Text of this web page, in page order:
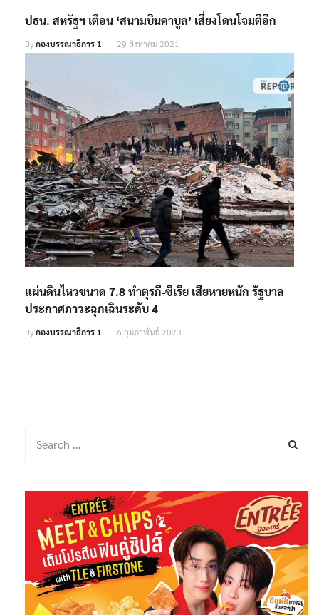
ปธน. สหรัฐฯ เตือน ‘สนามบินคาบูล’ เสี่ยงโดนโจมตีอีก
Byกองบรรณาธิการ 1 29 สิงหาคม 2021
แผ่นดินไหวขนาด 7.8 ทำตุรกี-ซีเรีย เสียหายหนัก รัฐบาล
ประกาศภาวะฉุกเฉินระดับ 4
Byกองบรรณาธิการ 1 6 กุมภาพันธ์ 2023